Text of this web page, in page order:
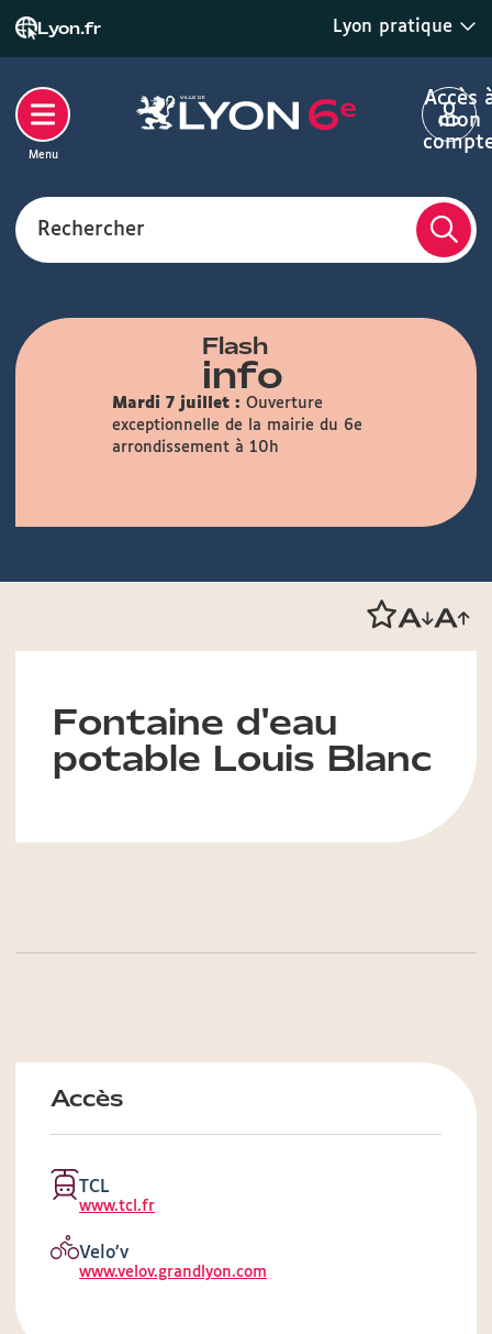
Lyon.fr Lyon pratique
Rechercher
Accès
mon
Menu
Flash
info
Mardi 7 juillet : Ouverture
exceptionnelle de la mairie du 6e
arrondissement à 10h
Fontaine d'eau
potable Louis Blanc
Accès
TCL
www.tcl.fr
Velo’v
www.velov.grandlyon.com